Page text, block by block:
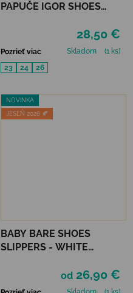
PAPUČE IGOR SHOES
28,50 €
Pozrieť viac Skladom
(1 ks)
23
24 26
NOVINKA
JESEŇ 2026 🍂
BABY BARE SHOES
SLIPPERS - WHITE
od 26,90 €